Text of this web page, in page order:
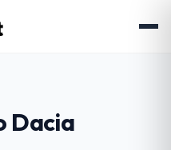
Dacia